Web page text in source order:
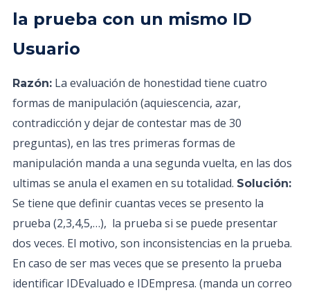
la prueba con un mismo ID
Usuario
Razón: La evaluación de honestidad tiene cuatro
formas de manipulación (aquiescencia, azar,
contradicción y dejar de contestar mas de 30
preguntas), en las tres primeras formas de
manipulación manda a una segunda vuelta, en las dos
ultimas se anula el examen en su totalidad. Solución:
Se tiene que definir cuantas veces se presento la
prueba (2,3,4,5,…), la prueba si se puede presentar
dos veces. El motivo, son inconsistencias en la prueba.
En caso de ser mas veces que se presento la prueba
identificar IDEvaluado e IDEmpresa. (manda un correo